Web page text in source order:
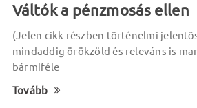
Váltók a pénzmosás ellen
(Jelen cikk részben történelmi
mindaddig örökzöld és releváns is
bármiféle
Tovább